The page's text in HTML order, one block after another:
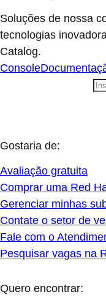
Soluções de nossa
tecnologias
Catalog.
Console
Gostaria de:
Avaliação gratuita
Comprar uma Red
Gerenciar minhas
Contate o setor de
Fale com o
Pesquisar vagas na
Quero encontrar: